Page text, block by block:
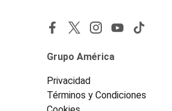
Grupo América
Privacidad
Términos y Condiciones